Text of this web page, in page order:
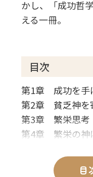
かし、「成功哲
える一冊。
目次
第1章 成功を手
第2章 貧乏神を
第3章 繁栄思考
第4章 繁栄の神
目